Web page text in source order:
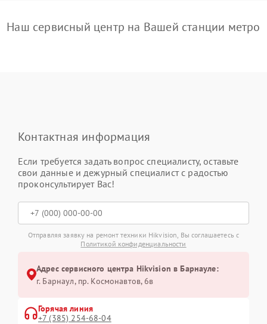
Наш сервисный центр на Вашей станции метро
Контактная информация
Если требуется задать вопрос специалисту, оставьте
свои данные и дежурный специалист с радостью
проконсультирует Вас!
Отправляя заявку на ремонт техники Hikvision, Вы соглашаетесь с
Политикой конфиденциальности
Адрес сервисного центра Hikvision в Барнауле:
г. Барнаул, ​пр. Космонавтов, 6в
Горячая линия
+7 (385) 254-68-04